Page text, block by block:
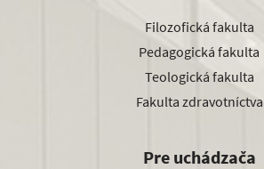
Filozofická fakulta
Pedagogická fakulta
Teologická fakulta
Fakulta zdravotníctva
Pre uchádzača